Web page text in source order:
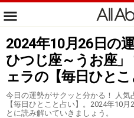
2024年10月26日の
ひつじ座～うお座
ェラの【毎日ひとこ
今日の運勢がサクッと分かる！ 人
【毎日ひとこと占い】。2024年10
とに読み解いていきましょう。